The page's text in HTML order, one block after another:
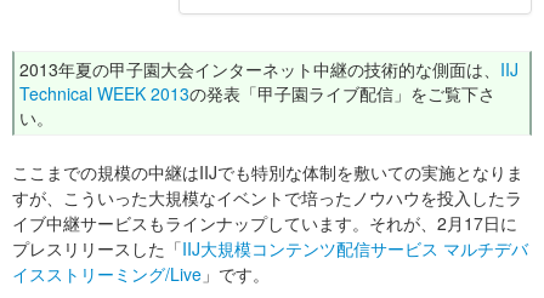
2013年夏の甲子園大会インターネット中継の技術的な側面は、 IIJ
Technical WEEK 2013の発表「甲子園ライブ配信」をご覧下さ
い。
ここまでの規模の中継はIIJでも特別な体制を敷いての実施となりま
すが、こういった大規模なイベントで培ったノウハウを投入したラ
イブ中継サービスもラインナップしています。それが、2月17日に
プレスリリースした「IIJ大規模コンテンツ配信サービス マルチデバ
イスストリーミング/Live 」です。